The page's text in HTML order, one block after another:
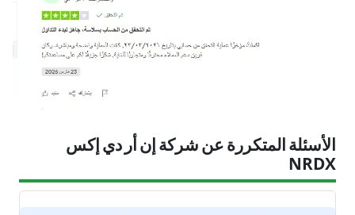
الأسئلة المتكررة عن شركة إن أر دي إكس
NRDX